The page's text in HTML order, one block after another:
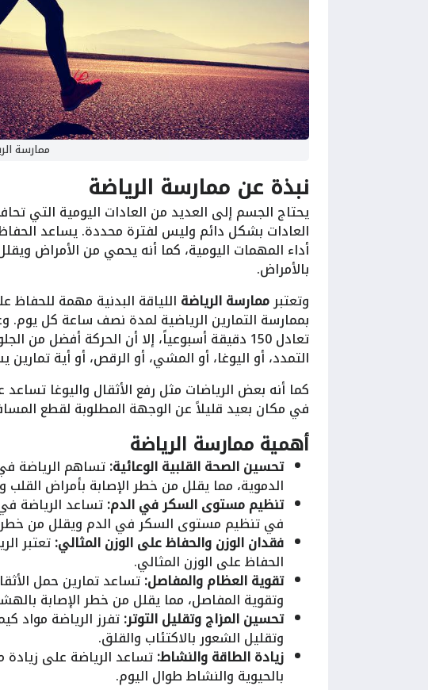
ممارسة
نبذة عن ممارسة الرياضة
يحتاج الجسم إلى العديد من العادات اليومية التي
العادات بشكل دائم وليس لفترة محددة. يساعد
أداء المهمات اليومية، كما أنه يحمي من الأمراض
بالأمراض.
وتعتبرممارسة الرياضة اللياقة البدنية مهمة
بممارسة التمارين الرياضية لمدة نصف ساعة كل يوم.
تعادل 150 دقيقة أسبوعياً، إلا أن الحركة أفضل
التمدد، أو اليوغا، أو المشي، أو الرقص، أو أية
كما أنه بعض الرياضات مثل رفع الأثقال واليوغا
في مكان بعيد قليلاً عن الوجهة المطلوبة لقطع
أهمية ممارسة الرياضة
تحسين الصحة القلبية الوعائية:تساهم الرياضة
الدموية، مما يقلل من خطر الإصابة بأمراض القلب
تنظيم مستوى السكر في الدم:تساعد الرياضة
في تنظيم مستوى السكر في الدم ويقلل من خطر
فقدان الوزن والحفاظ على الوزن المثالي:تعتبر
الحفاظ على الوزن المثالي.
تقوية العظام والمفاصل:تساعد تمارين حمل
وتقوية المفاصل، مما يقلل من خطر الإصابة
تحسين المزاج وتقليل التوتر:تفرز الرياضة مواد
وتقليل الشعور بالاكتئاب والقلق.
زيادة الطاقة والنشاط:تساعد الرياضة على
بالحيوية والنشاط طوال اليوم.